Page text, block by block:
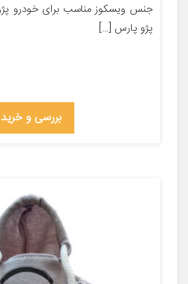
پژو پارس […]
بررسی و خرید